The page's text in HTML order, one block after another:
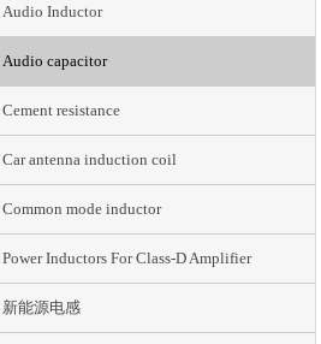
Audio Inductor
Audio capacitor
Cement resistance
Car antenna induction coil
Common mode inductor
Power Inductors For Class-D Amplifier
新能源电感